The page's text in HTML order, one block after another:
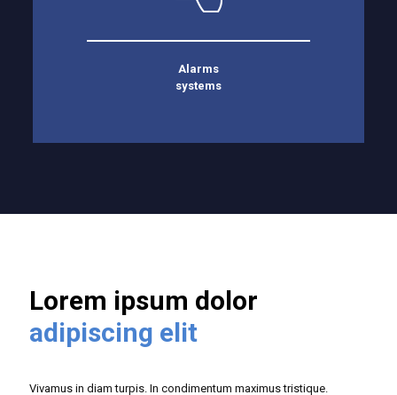
Alarms
systems
Lorem ipsum dolor
adipiscing elit
Vivamus in diam turpis. In condimentum maximus tristique.